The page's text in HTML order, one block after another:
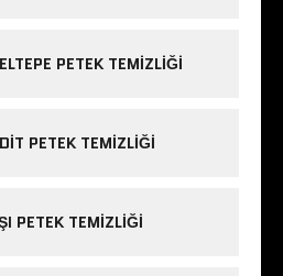
PETEK TEMIZLIĞI
PETEK TEMIZLIĞI
PETEK TEMIZLIĞI